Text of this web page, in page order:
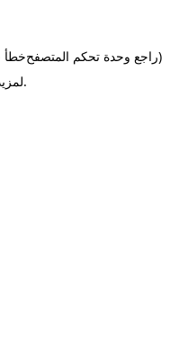
خطأ(راجع وحدة تحكم المتصفح
.